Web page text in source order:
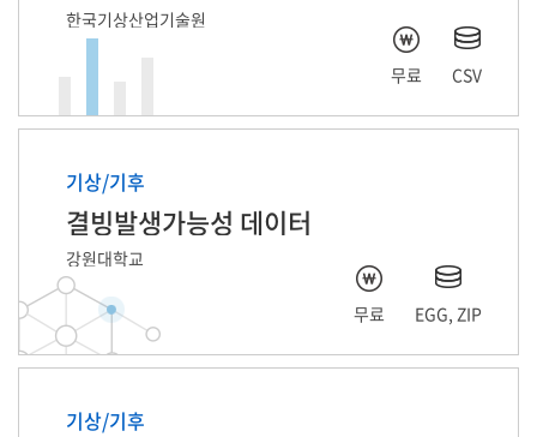
한국기상산업기술원
무료 CSV
기상/기후
결빙발생가능성 데이터
강원대학교
무료 EGG, ZIP
기상/기후